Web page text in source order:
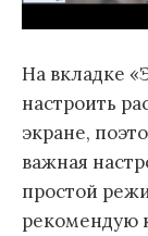
На вкладке
настроить
экране,
важная
простой
рекомендую